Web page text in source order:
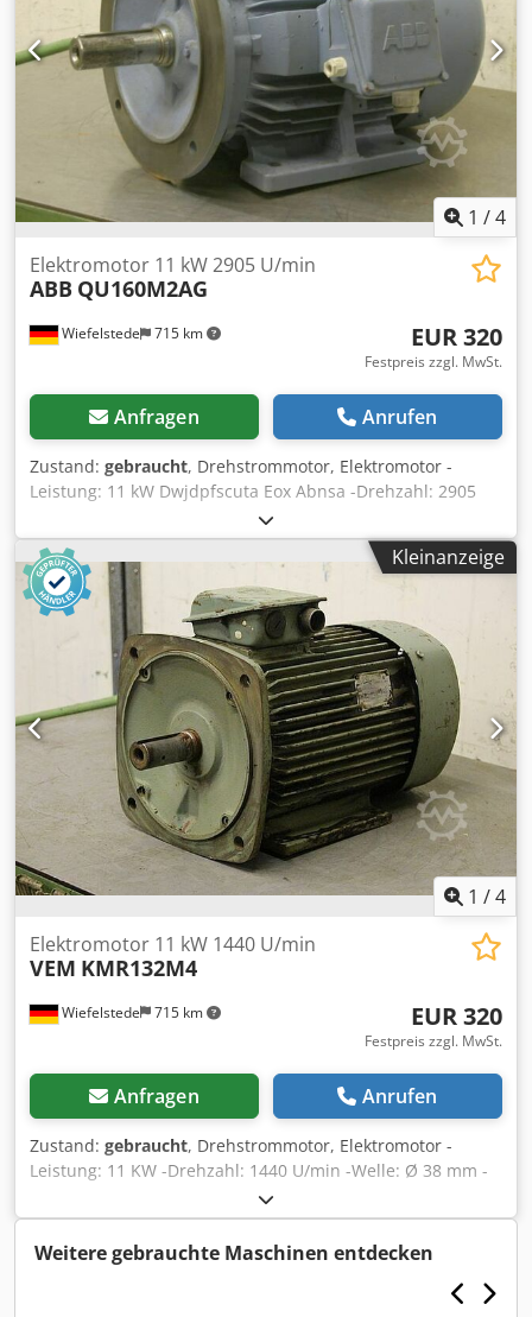
1 /4
Wiefelstede 715 km
Elektromotor 11 kW 2905 U/min
ABB QU160M2AG
EUR 320
Festpreis zzgl. MwSt.
Anfragen Anrufen
Zustand: gebraucht, Drehstrommotor, Elektromotor -
Leistung: 11 kW Dwjdpfscuta Eox Abnsa -Drehzahl: 2905
U/min -Welle: Ø 42 mm -Bauform: B35 -Schutzart: IP 54 -
Abmessungen: 580/420/H350 mm -Gewicht: 110 kg
Kleinanzeige
1 /4
Wiefelstede 715 km
Elektromotor 11 kW 1440 U/min
VEM KMR132M4
EUR 320
Festpreis zzgl. MwSt.
Anfragen Anrufen
Zustand: gebraucht, Drehstrommotor, Elektromotor -
Leistung: 11 KW -Drehzahl: 1440 U/min -Welle: Ø 38 mm -
Bauform: B3/B5 -Schutzart: IP 44 -Anzahl: 1x vorhanden
Djdpfed Hw H Sjx Abnswa -Preis: pro Stück -Abmessungen:
515/286/H330 -Gewicht: 89 kg
Weitere gebrauchte Maschinen entdecken